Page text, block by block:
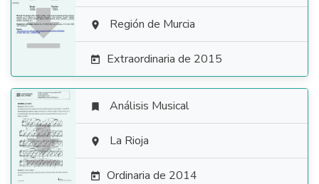
  Región de Murcia
 Extraordinaria de 2015

 Análisis Musical
 La Rioja
 Ordinaria de 2014